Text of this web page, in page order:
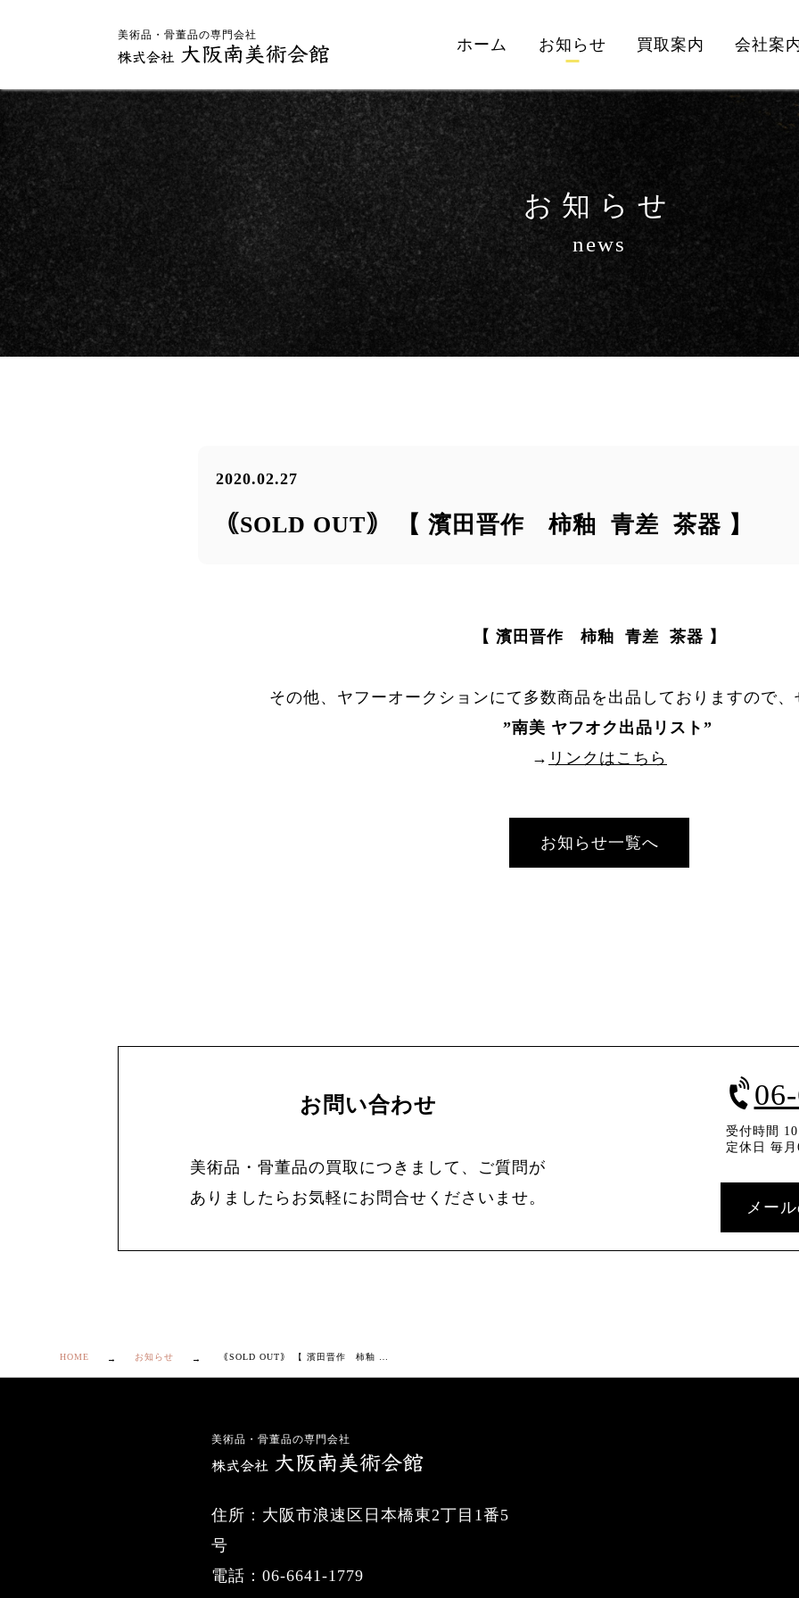
美術品・骨董品の専門会社
ホーム お知らせ 買取案内 会社案
お知らせ
news
2020.02.27
｟SOLD OUT｠ 【 濱田晋作 柿釉 青差 茶器 】
【 濱田晋作 柿釉 青差 茶器 】
その他、ヤフーオークションにて多数商品を出品しておりますので、
”南美 ヤフオク出品リスト ”
→ リンクはこちら
お知らせ一覧へ
お問い合わせ
美術品・骨董品の買取につきまして、ご質問が
ありましたらお気軽にお問合せくださいませ。
受付時間
定休日 毎月
メー
HOME お知らせ
美術品・骨董品の専門会社
住所：大阪市浪速区日本橋東2丁目1番5
号
電話：06-6641-1779